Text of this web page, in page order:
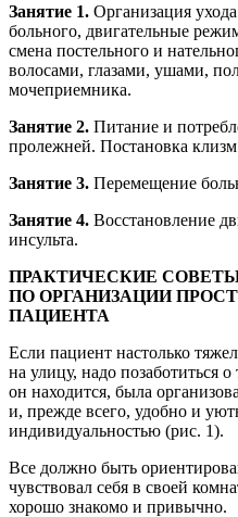
Занятие 1. Организация
больного, двигательные
смена постельного и
волосами, глазами, ушами,
мочеприемника.
Занятие 2. Питание и
пролежней. Постановка
Занятие 3. Перемещение
Занятие 4. Восстановление
инсульта.
ПРАКТИЧЕСКИЕ
ПО ОРГАНИЗАЦИИ
ПАЦИЕНТА
Если пациент настолько
на улицу, надо позаботиться
он находится, была
и, прежде всего, удобно и
индивидуальностью (рис. 1).
Все должно быть
чувствовал себя в своей
хорошо знакомо и привычно.